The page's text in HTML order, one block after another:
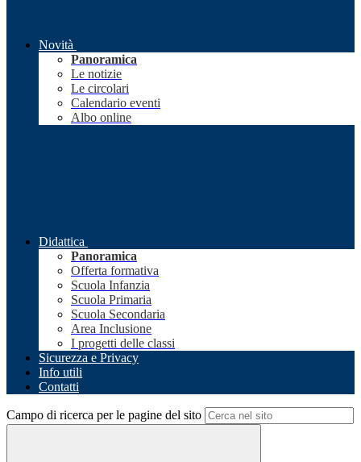
Novità
Panoramica
Le notizie
Le circolari
Calendario eventi
Albo online
Didattica
Panoramica
Offerta formativa
Scuola Infanzia
Scuola Primaria
Scuola Secondaria
Area Inclusione
I progetti delle classi
Sicurezza e Privacy
Info utili
Contatti
Campo di ricerca per le pagine del sito